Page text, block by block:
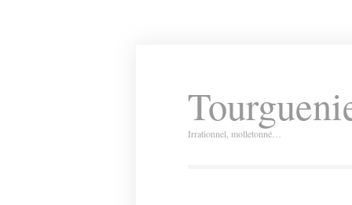
Irrationnel, molletonné…